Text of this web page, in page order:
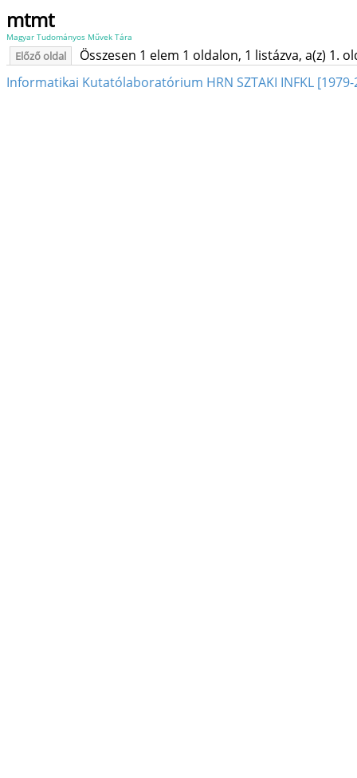
mtmt
Magyar Tudományos Művek Tára
Előző oldal
Összesen 1 elem 1 oldalon, 1 listázva, a(z) 1.
Informatikai Kutatólaboratórium HRN SZTAKI INFKL